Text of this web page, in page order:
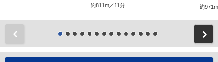
約811m／11分
約